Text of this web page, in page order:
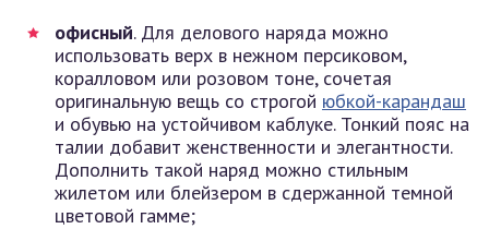
офисный. Для делового наряда можно
использовать верх в нежном персиковом,
коралловом или розовом тоне, сочетая
оригинальную вещь со строгой юбкой-карандаш
и обувью на устойчивом каблуке. Тонкий пояс на
талии добавит женственности и элегантности.
Дополнить такой наряд можно стильным
жилетом или блейзером в сдержанной темной
цветовой гамме;